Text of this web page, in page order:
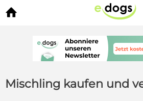

Mischling kaufen und